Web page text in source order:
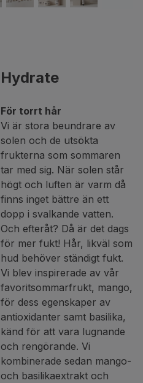
Hydrate
För torrt hår
Vi är stora beundrare av
solen och de utsökta
frukterna som sommaren
tar med sig. När solen står
högt och luften är varm då
finns inget bättre än ett
dopp i svalkande vatten.
Och efteråt? Då är det dags
för mer fukt! Hår, likväl som
hud behöver ständigt fukt.
Vi blev inspirerade av vår
favoritsommarfrukt, mango,
för dess egenskaper av
antioxidanter samt basilika,
känd för att vara lugnande
och rengörande. Vi
kombinerade sedan mango-
och basilikaextrakt och